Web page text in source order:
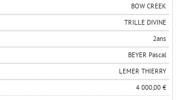
BOW CREEK
TRILLE DIVINE
2ans
BEYER Pascal
LEMER THIERRY
4 000,00 €